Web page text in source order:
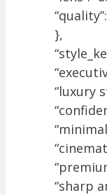
},
“luxury
“sharp